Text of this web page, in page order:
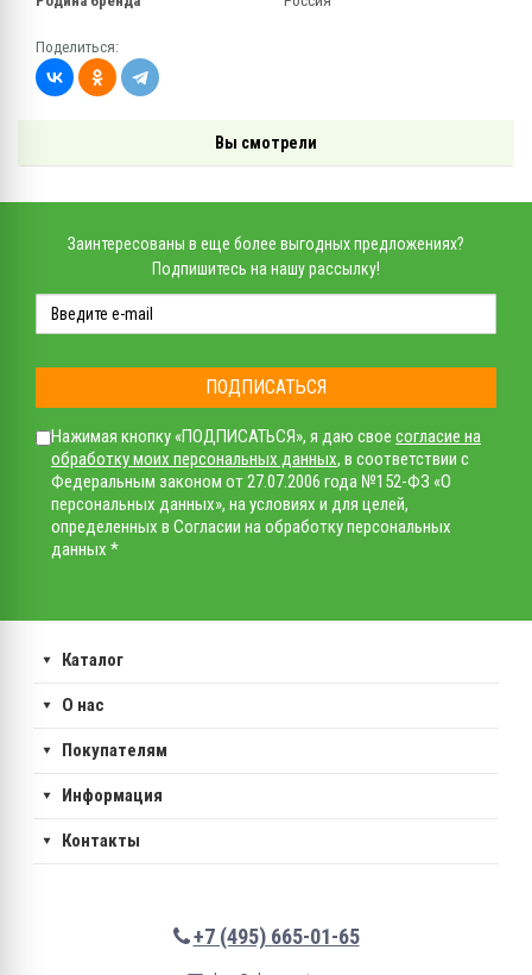
Поделиться:
Вы смотрели
Заинтересованы в еще более выгодных предложениях?
Подпишитесь на нашу рассылку!
ПОДПИСАТЬСЯ
Нажимая кнопку «ПОДПИСАТЬСЯ», я даю свое согласие на
обработку моих персональных данных, в соответствии с
Федеральным законом от 27.07.2006 года №152-ФЗ «О
персональных данных», на условиях и для целей,
определенных в Согласии на обработку персональных
данных *
Каталог
О нас
Покупателям
Информация
Контакты
+7 (495) 665-01-65